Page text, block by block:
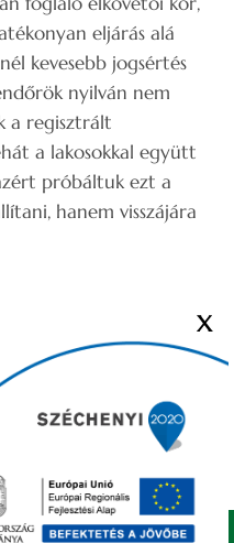
eljárás alá
kevesebb jogsértés
nyilván nem
a regisztrált
a lakosokkal együtt
próbáltuk ezt a
hanem visszájára
ÖNKORMÁNYZAT |
X